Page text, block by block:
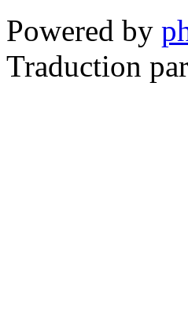
Powered by
Traduction